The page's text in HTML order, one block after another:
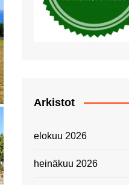
Arkistot
elokuu 2026
heinäkuu 2026